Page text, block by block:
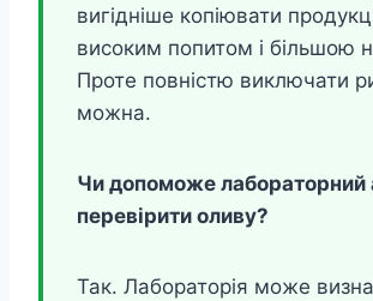
вигідніше копіювати
високим попитом і більшою
Проте повністю виключати
можна.
Чи допоможе лабораторний
перевірити оливу?
Так. Лабораторія може